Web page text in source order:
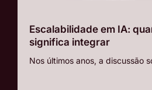
Escalabilidade em IA:
significa integrar
Nos últimos anos, a discussão